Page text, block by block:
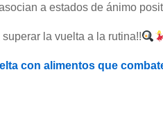
a estados de ánimo
la vuelta a la rutina!!
con alimentos que